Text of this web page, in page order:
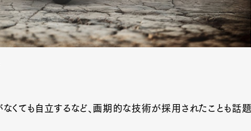
Membership Magazine Official Columnist
なくても自立するなど、画期的な技術が採用されたことも話題